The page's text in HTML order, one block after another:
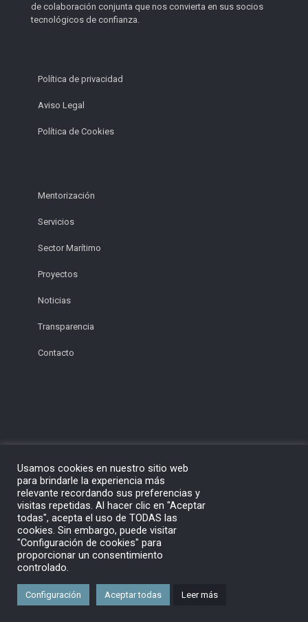
de colaboración conjunta que nos convierta en sus socios
tecnológicos de confianza.
Política de privacidad
Aviso Legal
Política de Cookies
Mentorización
Servicios
Sector Marítimo
Proyectos
Noticias
Transparencia
Contacto
Usamos cookies en nuestro sitio web
para brindarle la experiencia más
relevante recordando sus preferencias y
visitas repetidas. Al hacer clic en "Aceptar
todas", acepta el uso de TODAS las
cookies. Sin embargo, puede visitar
"Configuración de cookies" para
proporcionar un consentimiento
controlado.
Configuración Aceptar todas Leer más